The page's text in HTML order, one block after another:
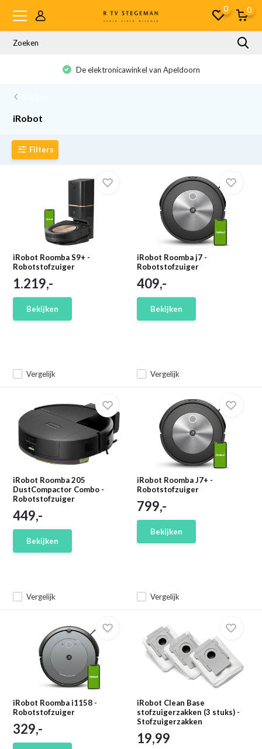
0 0
De elektronicawinkel van Apeldoorn
iRobot
Filters
iRobot Roomba S9+ -
Robotstofzuiger
Vergelijk
1.219,-
Bekijken
iRobot Roomba j7 -
Robotstofzuiger
Vergelijk
409,-
Bekijken
iRobot Roomba 205
DustCompactor Combo -
Robotstofzuiger
Vergelijk
449,-
Bekijken
iRobot Roomba J7+ -
Robotstofzuiger
Vergelijk
799,-
Bekijken
iRobot Roomba i1158 -
Robotstofzuiger
329,-
iRobot Clean Base
stofzuigerzakken (3 stuks) -
Stofzuigerzakken
19,99